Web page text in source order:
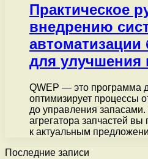
Практическое
внедрению
автоматизации
для улучшения
QWEP — это программа
оптимизирует процессы
до управления
агрегатора запчастей
к актуальным
Последние записи